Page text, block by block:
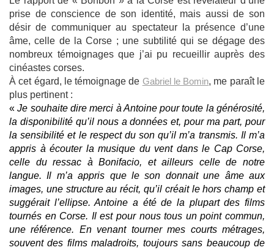
prise de conscience de son identité, mais aussi de son
désir de communiquer au spectateur la présence d’une
âme, celle de la Corse ; une subtilité qui se dégage des
nombreux témoignages que j’ai pu recueillir auprès des
cinéastes corses.
À cet égard, le témoignage de Gabriel le Bomin, me paraît le
plus pertinent :
«Je souhaite dire merci à Antoine pour toute la générosité,
la disponibilité qu’il nous a données et, pour ma part, pour
la sensibilité et le respect du son qu’il m’a transmis. Il m’a
appris à écouter la musique du vent dans le Cap Corse,
celle du ressac à Bonifacio, et ailleurs celle de notre
langue. Il m’a appris que le son donnait une âme aux
images, une structure au récit, qu’il créait le hors champ et
suggérait l’ellipse. Antoine a été de la plupart des films
tournés en Corse. Il est pour nous tous un point commun,
une référence. En venant tourner mes courts métrages,
souvent des films maladroits, toujours sans beaucoup de